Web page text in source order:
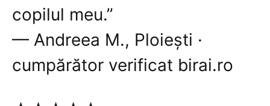
copilul meu.”
— Andreea M., Ploiești ·
cumpărător verificat birai.ro